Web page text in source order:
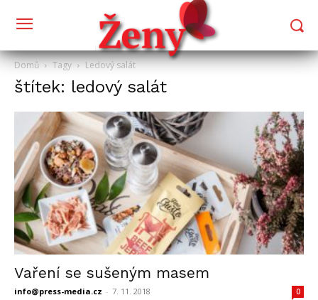
Domů Tagy Ledový salát
štítek: ledový salát
Vaření se sušeným masem
info@press-media.cz - 7. 11. 2018 0